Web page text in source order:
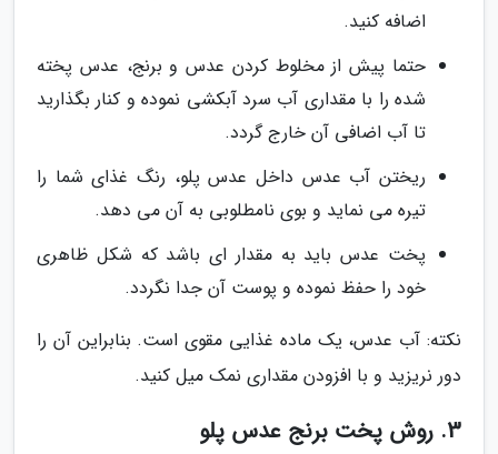
اضافه کنید.
حتما پیش از مخلوط کردن عدس و برنج، عدس پخته
شده را با مقداری آب سرد آبکشی نموده و کنار بگذارید
تا آب اضافی آن خارج گردد.
ریختن آب عدس داخل عدس پلو، رنگ غذای شما را
تیره می نماید و بوی نامطلوبی به آن می دهد.
پخت عدس باید به مقدار ای باشد که شکل ظاهری
خود را حفظ نموده و پوست آن جدا نگردد.
نکته: آب عدس، یک ماده غذایی مقوی است. بنابراین آن را
دور نریزید و با افزودن مقداری نمک میل کنید.
3. روش پخت برنج عدس پلو